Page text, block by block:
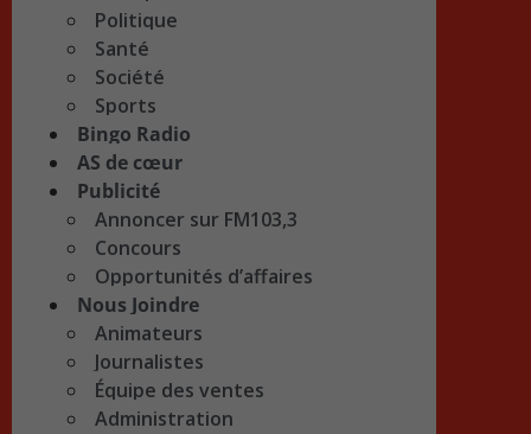
Politique
Santé
Société
Sports
Bingo Radio
AS de cœur
Publicité
Annoncer sur FM103,3
Concours
Opportunités d’affaires
Nous Joindre
Animateurs
Journalistes
Équipe des ventes
Administration